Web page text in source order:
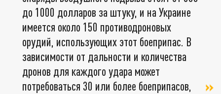
до 1000 долларов за штуку, и на Украине
имеется около 150 противодроновых
орудий, использующих этот боеприпас. В
зависимости от дальности и количества
дронов для каждого удара может
потребоваться 30 или более боеприпасов,